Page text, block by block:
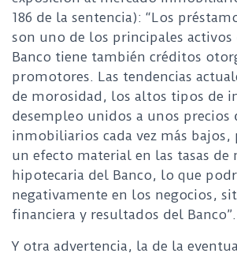
186 de la sentencia): “Los
son uno de los principales activos
Banco tiene también créditos
promotores. Las tendencias
de morosidad, los altos tipos de
desempleo unidos a unos precios
inmobiliarios cada vez más
un efecto material en las tasas de
hipotecaria del Banco, lo que
negativamente en los negocios,
financiera y resultados del Banco”.
Y otra advertencia, la de la